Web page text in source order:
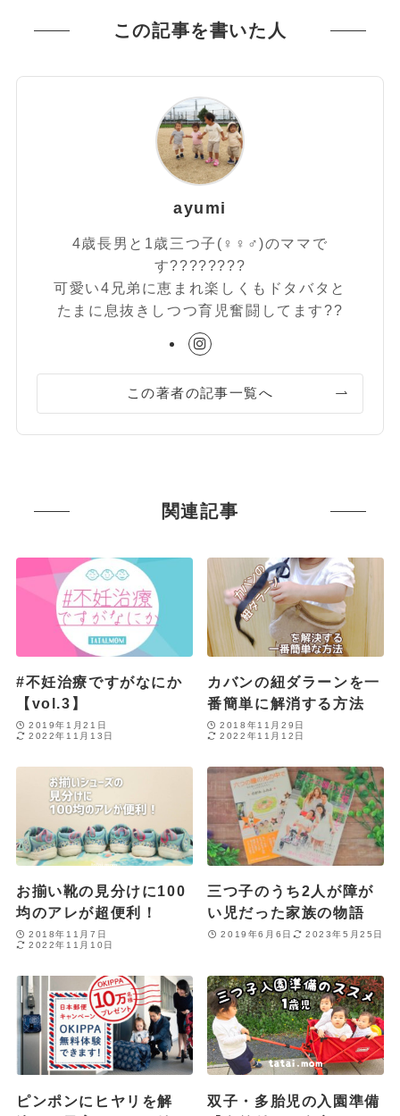
この記事を書いた人
ayumi
4歳長男と1歳三つ子(♀♀♂)のママで
す????????
可愛い4兄弟に恵まれ楽しくもドタバタと
たまに息抜きしつつ育児奮闘してます??
この著者の記事一覧へ
関連記事
#不妊治療ですがなにか
【vol.3】
2019年1月21日
2022年11月13日
カバンの紐ダラーンを一
番簡単に解消する方法
2018年11月29日
2022年11月12日
お揃い靴の見分けに100
均のアレが超便利！
2018年11月7日
2022年11月10日
三つ子のうち2人が障が
い児だった家族の物語
2019年6月6日 2023年5月25日
ピンポンにヒヤリを解
双子・多胎児の入園準備